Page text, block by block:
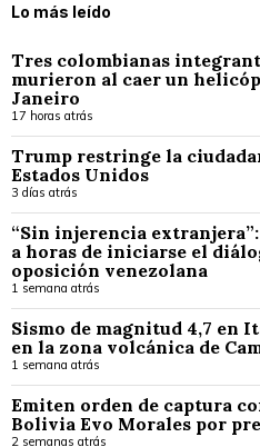
Lo más leído
Tres colombianas
murieron al caer un
Janeiro
17 horas atrás
Trump restringe la
Estados Unidos
3 días atrás
“Sin injerencia
a horas de iniciarse el
oposición venezolana
1 semana atrás
Sismo de magnitud 4,7 en
en la zona volcánica de
1 semana atrás
Emiten orden de captura
Bolivia Evo Morales por
2 semanas atrás